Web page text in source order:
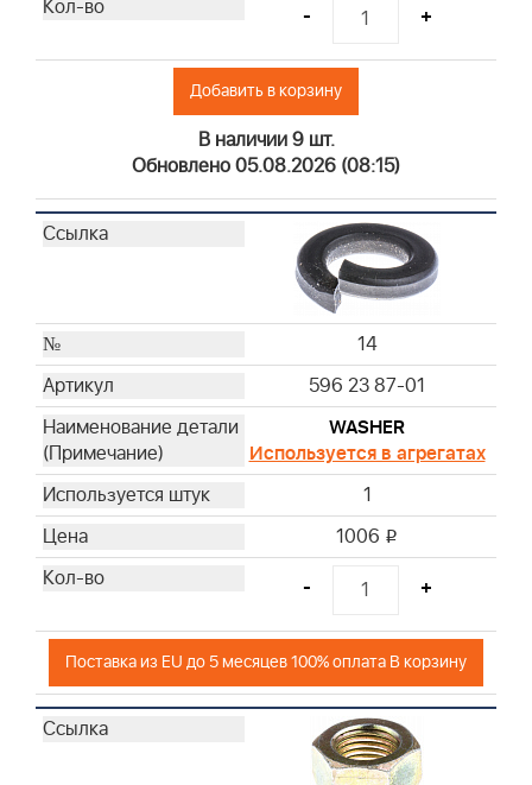
- +
Добавить в корзину
В наличии 9 шт.
Обновлено 05.08.2026 (08:15)
14
596 23 87-01
WASHER
Используется в агрегатах
1
1006 i
- +
Поставка из EU до 5 месяцев 100% оплата В корзину